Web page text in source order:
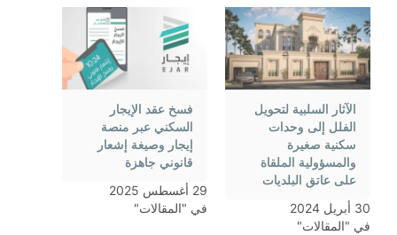
الآثار السلبية لتحويل
الفلل إلى وحدات
سكنية صغيرة
والمسؤولية الملقاة
على عاتق البلديات
30 أبريل 2024
في "المقالات"
فسخ عقد الإيجار
السكني عبر منصة
إيجار وصيغة إشعار
قانوني جاهزة
29 أغسطس 2025
في "المقالات"